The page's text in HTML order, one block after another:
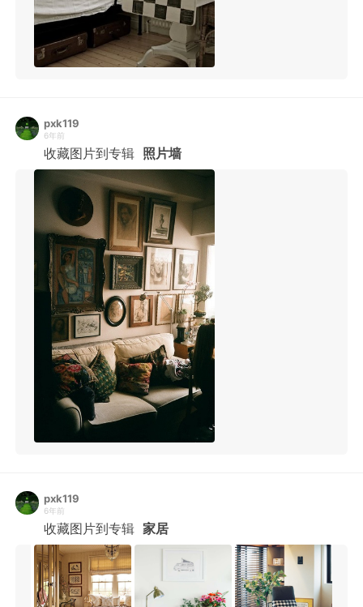
pxk119
6年前
收藏图片到专辑 照片墙
pxk119
6年前
收藏图片到专辑 家居